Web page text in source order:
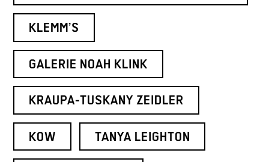
KLEMM’S
GALERIE NOAH KLINK
KRAUPA-TUSKANY ZEIDLER
KOW TANYA LEIGHTON